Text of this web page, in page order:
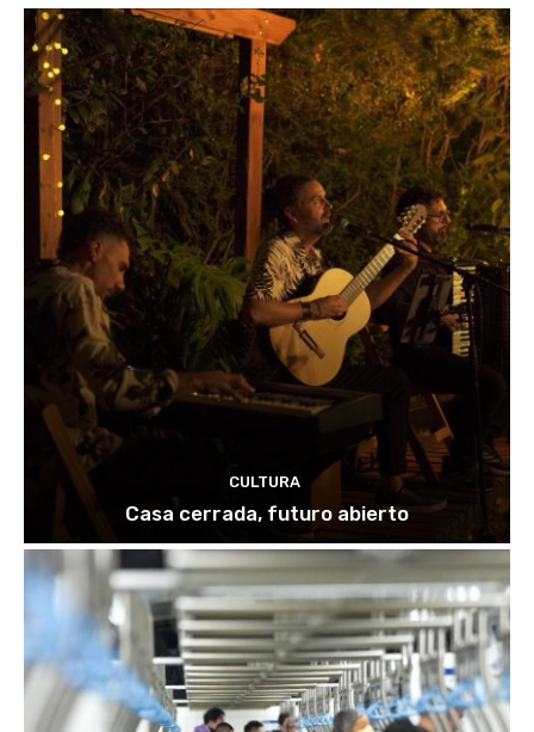
CULTURA
Casa cerrada, futuro abierto